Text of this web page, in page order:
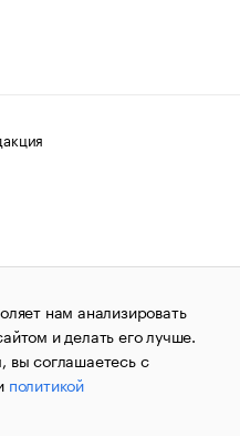
авторских прав
1995–2026.Сообщения
«РБК»
по надзору в сфере
и массовых
за номером ИА
«РБК». Отдельные
нам анализировать
и делать его лучше.
вы соглашаетесь с
политикой